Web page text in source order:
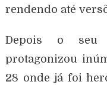
rendendo até
Depois o seu
protagonizou
28 onde já foi